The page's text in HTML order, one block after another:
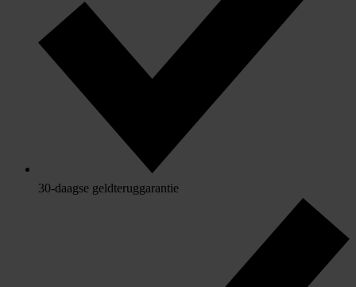
30-daagse geldteruggarantie